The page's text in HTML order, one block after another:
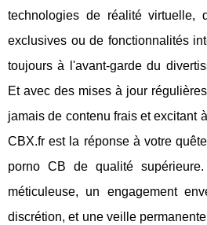
technologies de réalité virtuelle,
exclusives ou de fonctionnalités
toujours à l'avant-garde du
Et avec des mises à jour
jamais de contenu frais et excitant
CBX.fr est la réponse à votre
porno CB de qualité
méticuleuse, un engagement
discrétion, et une veille